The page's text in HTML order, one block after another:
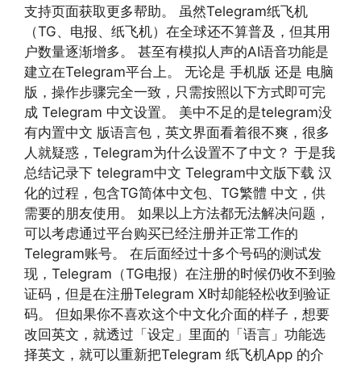
支持页面获取更多帮助。 虽然Telegram纸飞机
（TG、电报、纸飞机）在全球还不算普及，但其用
户数量逐渐增多。 甚至有模拟人声的AI语音功能是
建立在Telegram平台上。 无论是 手机版 还是 电脑
版，操作步骤完全一致，只需按照以下方式即可完
成 Telegram 中文设置。 美中不足的是telegram没
有内置中文 版语言包，英文界面看着很不爽，很多
人就疑惑，Telegram为什么设置不了中文？ 于是我
总结记录下 telegram中文 Telegram中文版下载 汉
化的过程，包含TG简体中文包、TG繁體 中文，供
需要的朋友使用。 如果以上方法都无法解决问题，
可以考虑通过平台购买已经注册并正常工作的
Telegram账号。 在后面经过十多个号码的测试发
现，Telegram（TG电报）在注册的时候仍收不到验
证码，但是在注册Telegram X时却能轻松收到验证
码。 但如果你不喜欢这个中文化介面的样子，想要
改回英文，就透过「设定」里面的「语言」功能选
择英文，就可以重新把Telegram 纸飞机App 的介